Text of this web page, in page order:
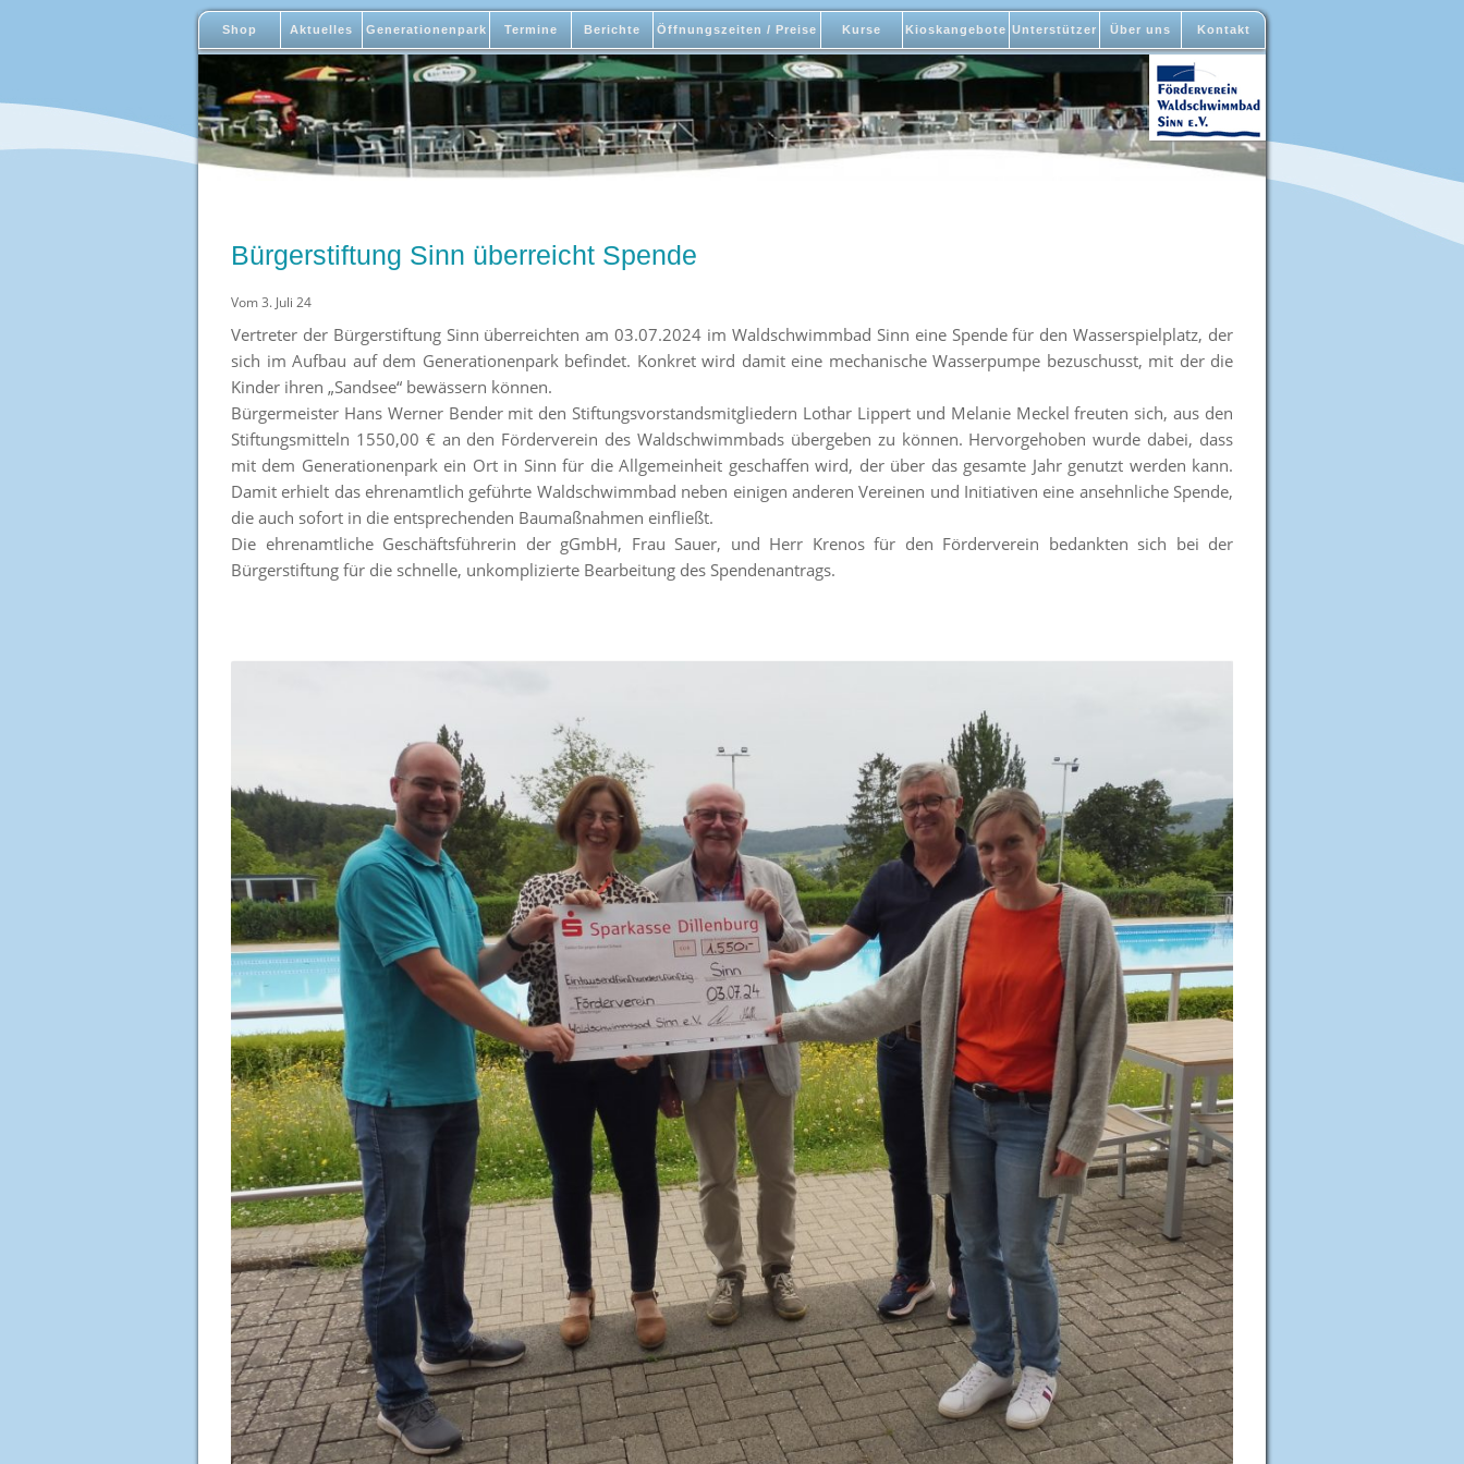
Shop Aktuelles Generationenpark Termine Berichte Öffnungszeiten / Preise Kurse Kioskangebote Unterstützer Über uns Kontakt
Bürgerstiftung Sinn überreicht Spende
Vom 3. Juli 24
Vertreter der Bürgerstiftung Sinn überreichten am 03.07.2024 im Waldschwimmbad Sinn eine Spende für den Wasserspielplatz, der
sich im Aufbau auf dem Generationenpark befindet. Konkret wird damit eine mechanische Wasserpumpe bezuschusst, mit der die
Kinder ihren „Sandsee“ bewässern können.
Bürgermeister Hans Werner Bender mit den Stiftungsvorstandsmitgliedern Lothar Lippert und Melanie Meckel freuten sich, aus den
Stiftungsmitteln 1550,00 € an den Förderverein des Waldschwimmbads übergeben zu können. Hervorgehoben wurde dabei, dass
mit dem Generationenpark ein Ort in Sinn für die Allgemeinheit geschaffen wird, der über das gesamte Jahr genutzt werden kann.
Damit erhielt das ehrenamtlich geführte Waldschwimmbad neben einigen anderen Vereinen und Initiativen eine ansehnliche Spende,
die auch sofort in die entsprechenden Baumaßnahmen einfließt.
Die ehrenamtliche Geschäftsführerin der gGmbH, Frau Sauer, und Herr Krenos für den Förderverein bedankten sich bei der
Bürgerstiftung für die schnelle, unkomplizierte Bearbeitung des Spendenantrags.